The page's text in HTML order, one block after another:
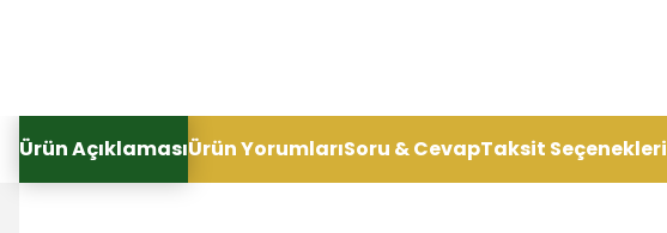
Ürün AçıklamasıÜrün YorumlarıSoru & CevapTaksit Seçenekleri